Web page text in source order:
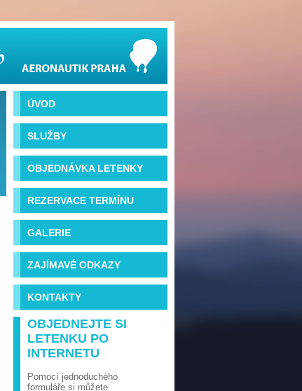
ÚVOD
SLUŽBY
OBJEDNÁVKA LETENKY
REZERVACE TERMÍNU
GALERIE
ZAJÍMAVÉ ODKAZY
KONTAKTY
OBJEDNEJTE SI
LETENKU PO
INTERNETU
Pomocí jednoduchého
formuláře si můžete